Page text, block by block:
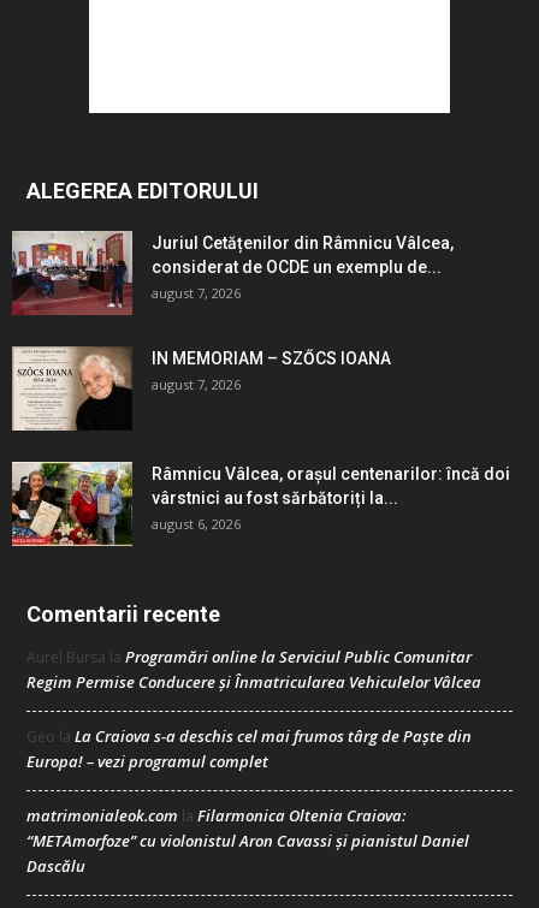
ALEGEREA EDITORULUI
Juriul Cetățenilor din Râmnicu Vâlcea,
considerat de OCDE un exemplu de...
august 7, 2026
IN MEMORIAM – SZŐCS IOANA
august 7, 2026
Râmnicu Vâlcea, orașul centenarilor: încă doi
vârstnici au fost sărbătoriți la...
august 6, 2026
Comentarii recente
Aurel Bursa la Programări online la Serviciul Public Comunitar
Regim Permise Conducere şi Înmatricularea Vehiculelor Vâlcea
Geo la La Craiova s-a deschis cel mai frumos târg de Paște din
Europa! – vezi programul complet
matrimonialeok.com la Filarmonica Oltenia Craiova:
“METAmorfoze” cu violonistul Aron Cavassi și pianistul Daniel
Dascălu